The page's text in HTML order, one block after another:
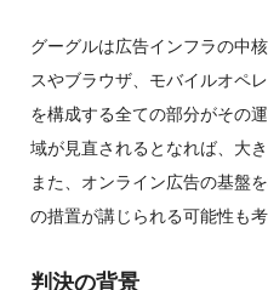
グーグルは広告インフラの中
スやブラウザ、モバイルオペ
を構成する全ての部分がその
域が見直されるとなれば、大
また、オンライン広告の基盤
の措置が講じられる可能性も考
判決の背景